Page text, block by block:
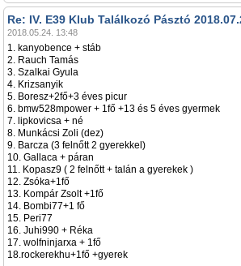
Re: IV. E39 Klub Találkozó Pásztó
2018.05.24. 13:48
1. kanyobence + stáb
2. Rauch Tamás
3. Szalkai Gyula
4. Krizsanyik
5. Boresz+2fő+3 éves picur
6. bmw528mpower + 1fő +13 és 5 éves gyermek
7. lipkovicsa + né
8. Munkácsi Zoli (dez)
9. Barcza (3 felnőtt 2 gyerekkel)
10. Gallaca + páran
11. Kopasz9 ( 2 felnőtt + talán a gyerekek )
12. Zsóka+1fő
13. Kompár Zsolt +1fő
14. Bombi77+1 fő
15. Peri77
16. Juhi990 + Réka
17. wolfninjarxa + 1fő
18.rockerekhu+1fő +gyerek